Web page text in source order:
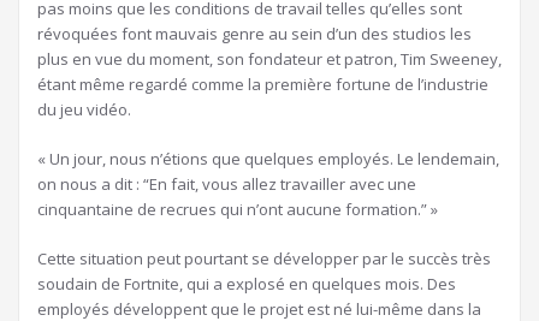
pas moins que les conditions de travail telles qu’elles sont
révoquées font mauvais genre au sein d’un des studios les
plus en vue du moment, son fondateur et patron, Tim Sweeney,
étant même regardé comme la première fortune de l’industrie
du jeu vidéo.
« Un jour, nous n’étions que quelques employés. Le lendemain,
on nous a dit : “En fait, vous allez travailler avec une
cinquantaine de recrues qui n’ont aucune formation.” »
Cette situation peut pourtant se développer par le succès très
soudain de Fortnite, qui a explosé en quelques mois. Des
employés développent que le projet est né lui-même dans la